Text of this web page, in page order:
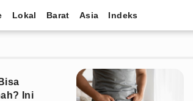
Lokal Barat Asia Indeks
Ini